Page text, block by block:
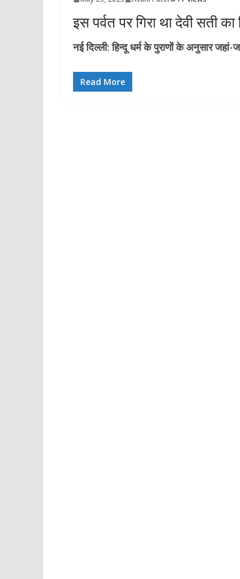
इस पर्वत पर गिरा था देवी सती का
नई दिल्ली: हिन्दू धर्म के पुराणों के अनुसार
Read More